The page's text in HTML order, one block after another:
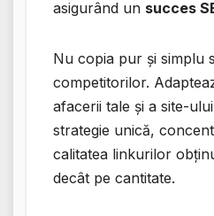
asigurând un succes
Nu copia pur și simplu
competitorilor.
afacerii tale și a site-
strategie unică,
calitatea linkurilor
decât pe cantitate.